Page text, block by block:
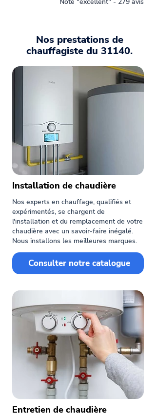
Nos prestations de
chauffagiste du 31140.
Installation de chaudière
Nos experts en chauffage, qualifiés et
expérimentés, se chargent de
l'installation et du remplacement de votre
chaudière avec un savoir-faire inégalé.
Nous installons les meilleures marques.
Consulter notre catalogue
Entretien de chaudière